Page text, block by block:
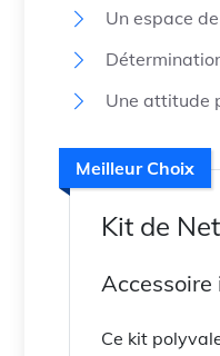
Un espace
Une attitude
Meilleur Choix
Kit de
Ce kit